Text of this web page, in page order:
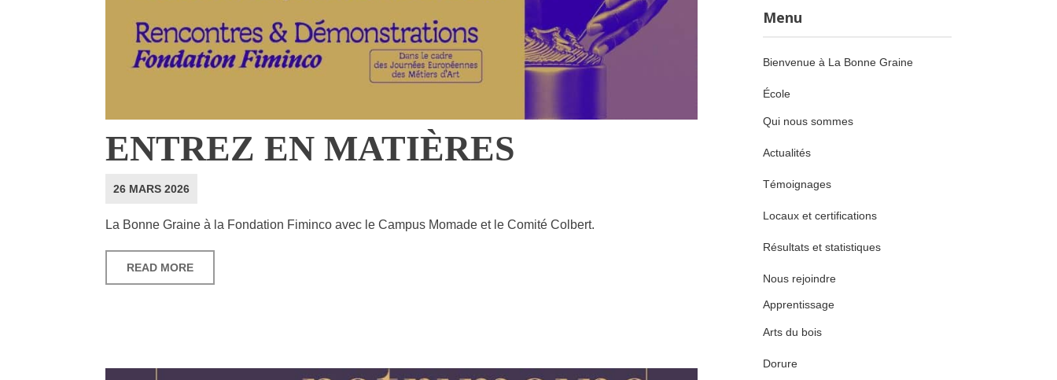
ENTREZ EN MATIÈRES
26 MARS 2026
La Bonne Graine à la Fondation Fiminco avec le Campus Momade et le Comité Colbert.
READ MORE
Menu
Bienvenue à La Bonne Graine
École
Qui nous sommes
Actualités
Témoignages
Locaux et certifications
Résultats et statistiques
Nous rejoindre
Apprentissage
Arts du bois
Dorure